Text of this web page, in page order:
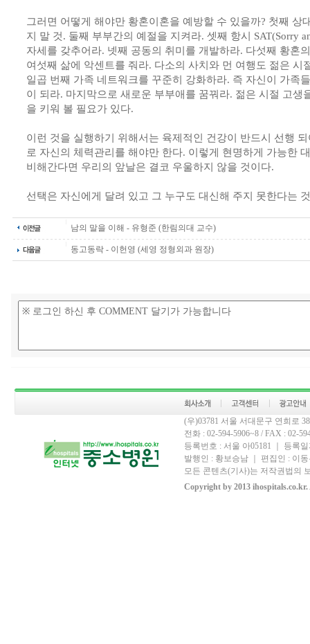
그러면 어떻게 해야만 황혼이혼을 예방할 수 있을까? 첫째 상
지 말 것. 둘째 부부간의 예절을 지켜라. 셋째 항시 SAT(Sorry
자세를 갖추어라. 넷째 공동의 취미를 개발하라. 다섯째 황혼
여섯째 삶에 악센트를 줘라. 다소의 사치와 먼 여행도 젊은 시
일곱 번째 가족 네트워크를 꾸준히 강화하라. 즉 자신이 가족
이 되라. 마지막으로 새로운 부부애를 꿈꿔라. 젊은 시절 고생
을 키워 볼 필요가 있다.
이런 것을 실행하기 위해서는 육제적인 건강이 반드시 선행
로 자신의 체력관리를 해야만 한다. 이렇게 현명하게 가능한
비해간다면 우리의 앞날은 결코 우울하지 않을 것이다.
선택은 자신에게 달려 있고 그 누구도 대신해 주지 못한다는
남의 말을 이해 - 유형준 (한림의대 교수)
동고동락 - 이헌영 (세영 정형외과 원장)
(우)03781 서울 서대문구 연희로
전화 : 02-594-5906~8 / FAX : 02-
등록번호 : 서울 아05181 ｜ 등록
발행인 : 황보승남 ｜ 편집인 : 이
모든 콘텐츠(기사)는 저작권법의
Copyright by 2013 ihospitals.co.kr.